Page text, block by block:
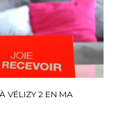
VÉLIZY 2 EN MA